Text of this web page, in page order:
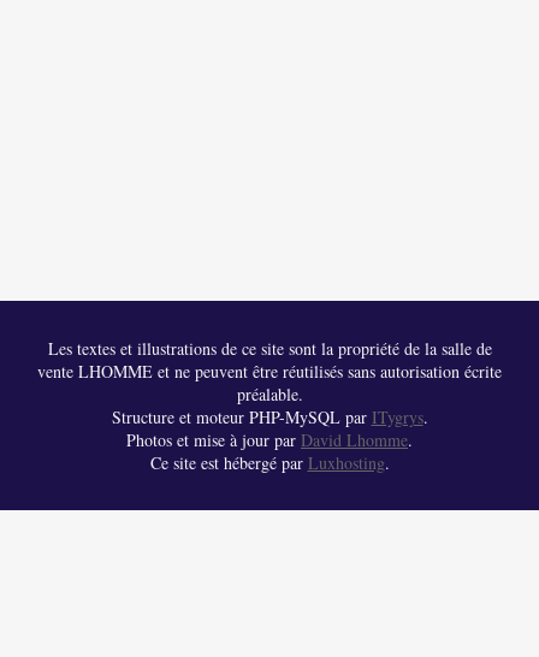
Les textes et illustrations de ce site sont la propriété de la salle de
vente LHOMME et ne peuvent être réutilisés sans autorisation écrite
préalable.
Structure et moteur PHP-MySQL par ITygrys.
Photos et mise à jour par David Lhomme.
Ce site est hébergé par Luxhosting.